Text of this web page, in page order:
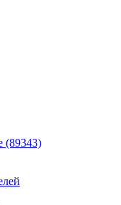
(89343)